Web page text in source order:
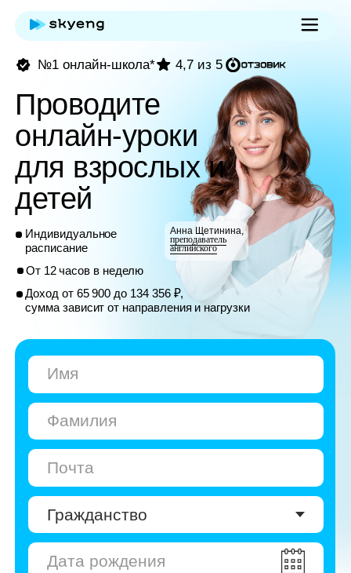
Индивидуальное
расписание
От 12 часов в неделю
Доход от 65 900 до 134 356 ₽,
сумма зависит от направления и нагрузки
4,7 из 5
Проводите
онлайн-уроки
для взрослых и
детей
Анна Щетинина,
преподаватель